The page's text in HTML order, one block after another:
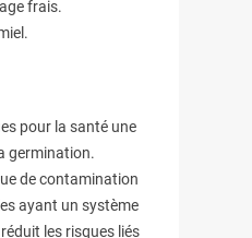
frais.
pour la santé une
germination.
de contamination
ayant un système
les risques liés